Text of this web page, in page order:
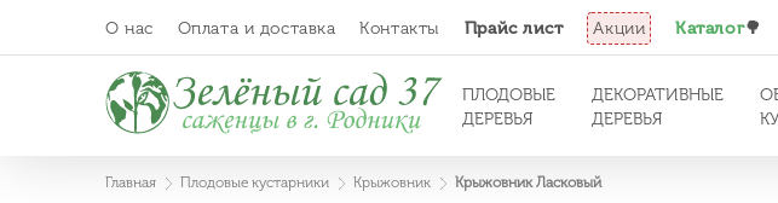
О нас Оплата и доставка Контакты Прайс лист Акции Каталог🌳
ПЛОДОВЫЕ
ДЕРЕВЬЯ
ДЕКОРАТИВНЫЕ
ДЕРЕВЬЯ
Главная Плодовые кустарники Крыжовник Крыжовник Ласковый